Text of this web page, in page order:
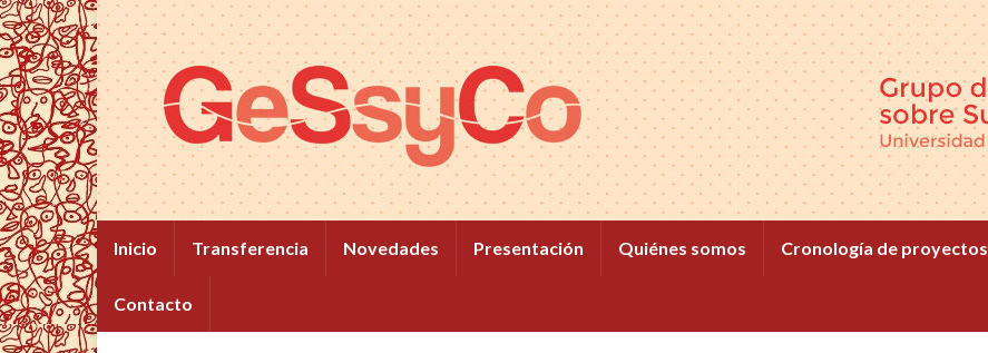
Inicio Transferencia Novedades Presentación Quiénes somos Cronología de proyectos
Contacto